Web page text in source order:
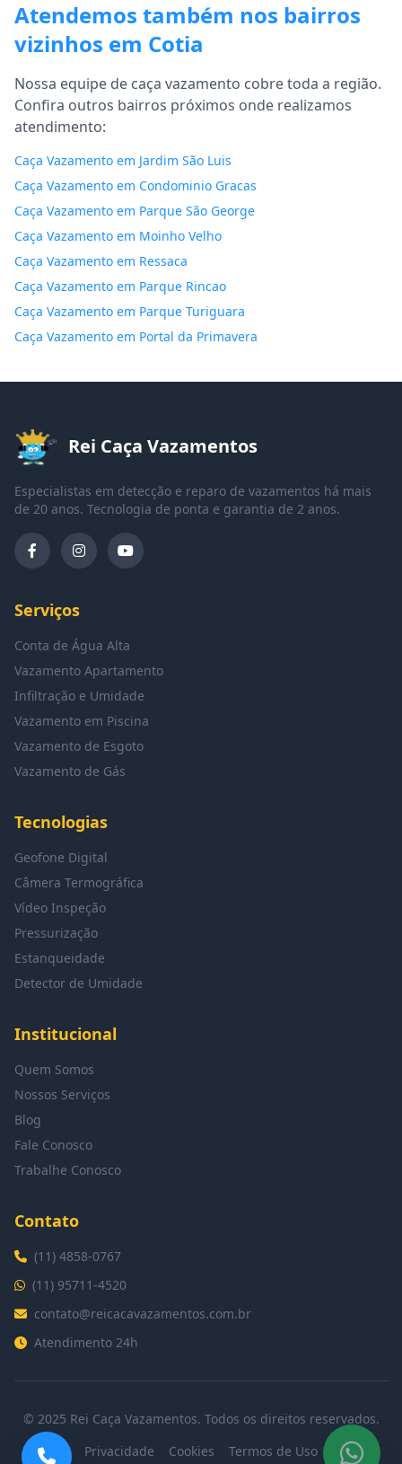
Atendemos também nos bairros
vizinhos em Cotia
Nossa equipe de caça vazamento cobre toda a região.
Confira outros bairros próximos onde realizamos
atendimento:
Caça Vazamento em Jardim São Luis
Caça Vazamento em Condominio Gracas
Caça Vazamento em Parque São George
Caça Vazamento em Moinho Velho
Caça Vazamento em Ressaca
Caça Vazamento em Parque Rincao
Caça Vazamento em Parque Turiguara
Caça Vazamento em Portal da Primavera
Rei Caça Vazamentos
Especialistas em detecção e reparo de vazamentos há mais
de 20 anos. Tecnologia de ponta e garantia de 2 anos.
Serviços
Conta de Água Alta
Vazamento Apartamento
Infiltração e Umidade
Vazamento em Piscina
Vazamento de Esgoto
Vazamento de Gás
Tecnologias
Geofone Digital
Câmera Termográfica
Vídeo Inspeção
Pressurização
Estanqueidade
Detector de Umidade
Institucional
Quem Somos
Nossos Serviços
Blog
Fale Conosco
Trabalhe Conosco
Contato
(11) 4858-0767
(11) 95711-4520
contato@reicacavazamentos.com.br
Atendimento 24h
© 2025 Rei Caça Vazamentos. Todos os direitos reservados.
Privacidade
Cookies Termos de Uso